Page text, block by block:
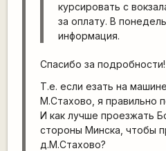
курсировать с
за оплату. В
информация.
Спасибо за
Т.е. если езать на
М.Стахово, я правильно
И как лучше проезжать
стороны Минска, чтобы
д.М.Стахово?